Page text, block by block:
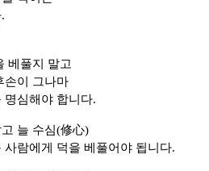
베풀지 말고
손이 그나마
명심해야 합니다.
늘 수심(修心)
람에게 덕을 베풀어야 됩니다.